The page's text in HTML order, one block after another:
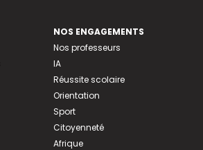
NOS ENGAGEMENTS
Nos professeurs
IA
Réussite scolaire
Orientation
Sport
Citoyenneté
Afrique